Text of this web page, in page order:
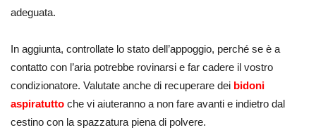
adeguata.
In aggiunta, controllate lo stato dell’appoggio, perché se è a
contatto con l’aria potrebbe rovinarsi e far cadere il vostro
condizionatore. Valutate anche di recuperare dei bidoni
aspiratutto che vi aiuteranno a non fare avanti e indietro dal
cestino con la spazzatura piena di polvere.